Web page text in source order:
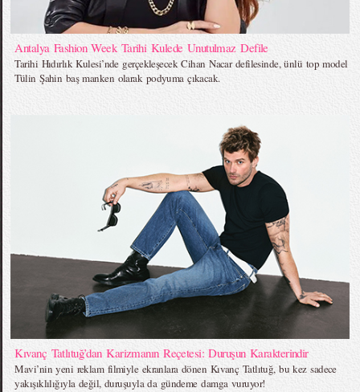
Antalya Fashion Week Tarihi Kulede Unutulmaz Defile
Tarihi Hıdırlık Kulesi’nde gerçekleşecek Cihan Nacar defilesinde, ünlü top model
Tülin Şahin baş manken olarak podyuma çıkacak.
Kıvanç Tatlıtuğ’dan Karizmanın Reçetesi: Duruşun Karakterindir
Mavi’nin yeni reklam filmiyle ekranlara dönen Kıvanç Tatlıtuğ, bu kez sadece
yakışıklılığıyla değil, duruşuyla da gündeme damga vuruyor!